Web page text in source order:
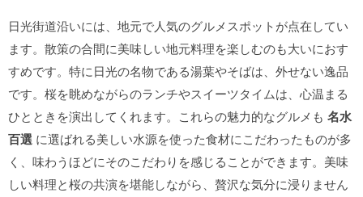
日光街道沿いには、地元で人気のグルメスポットが点在してい
ます。散策の合間に美味しい地元料理を楽しむのも大いにおす
すめです。特に日光の名物である湯葉やそばは、外せない逸品
です。桜を眺めながらのランチやスイーツタイムは、心温まる
ひとときを演出してくれます。これらの魅力的なグルメも 名水
百選 に選ばれる美しい水源を使った食材にこだわったものが多
く、味わうほどにそのこだわりを感じることができます。美味
しい料理と桜の共演を堪能しながら、贅沢な気分に浸りません